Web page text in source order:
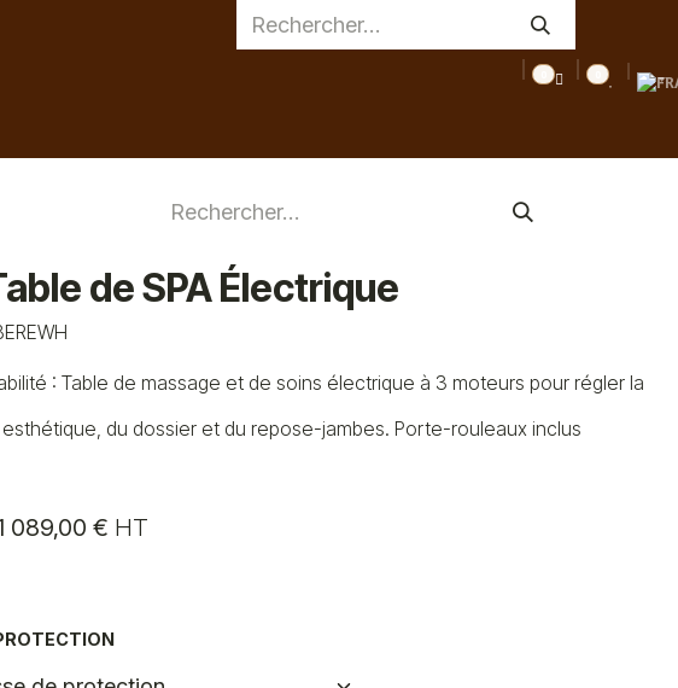
de SPA Électrique
: Table de massage et de soins électrique à 3 moteurs pour régler la
du dossier et du repose-jambes. Porte-rouleaux inclus
089,00 € HT